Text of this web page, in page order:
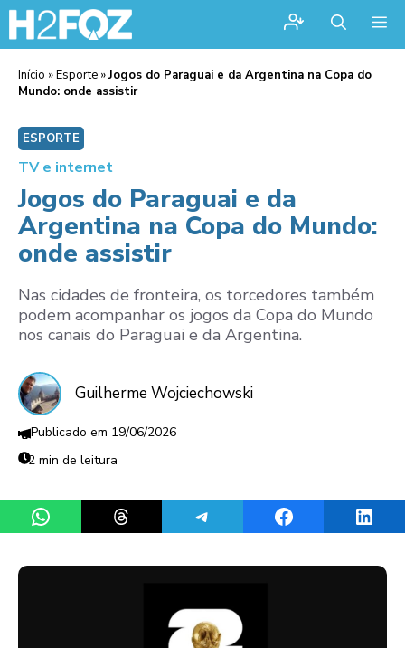
Início »Esporte »Jogos do Paraguai e da Argentina na Copa do
Mundo: onde assistir
ESPORTE
TV e internet
Jogos do Paraguai e da
Argentina na Copa do Mundo:
onde assistir
Nas cidades de fronteira, os torcedores também
podem acompanhar os jogos da Copa do Mundo
nos canais do Paraguai e da Argentina.
Guilherme Wojciechowski
19/06/2026
2 min de leitura
Share on WhatsAppShare on ThreadsShare on TelegramShare on Facebook